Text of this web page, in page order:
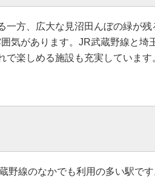
方、広大な見沼田んぼの緑が
気があります。JR武蔵野線と埼
楽しめる施設も充実していま
線のなかでも利用の多い駅で